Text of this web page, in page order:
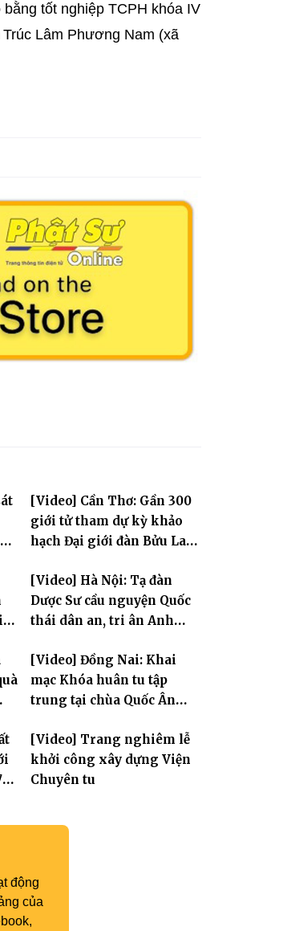
tốt nghiệp TCPH khóa IV
Lâm Phương Nam (xã
[Video] Cần Thơ: Gần 300
giới tử tham dự kỳ khảo
hạch Đại giới đàn Bửu Lai
[Video] Hà Nội: Tạ đàn
Dược Sư cầu nguyện Quốc
thái dân an, tri ân Anh
[Video] Đồng Nai: Khai
mạc Khóa huân tu tập
trung tại chùa Quốc Ân
[Video] Trang nghiêm lễ
khởi công xây dựng Viện
Chuyên tu
động
của